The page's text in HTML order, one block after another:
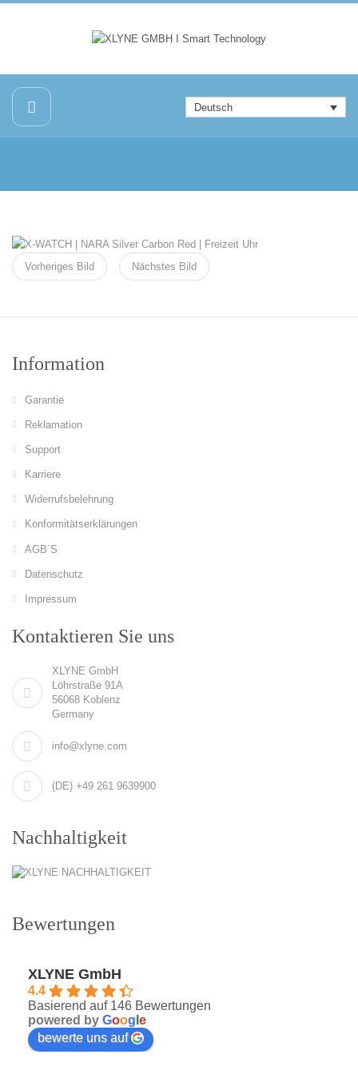
Deutsch
Vorheriges Bild Nächstes Bild
Information
Garantie
Reklamation
Support
Karriere
Widerrufsbelehrung
Konformitätserklärungen
AGB´S
Datenschutz
Impressum
Kontaktieren Sie uns
XLYNE GmbH
Löhrstraße 91A
56068 Koblenz
Germany
info@xlyne.com
(DE) +49 261 9639900
Nachhaltigkeit
Bewertungen
XLYNE GmbH
4.4
Basierend auf 146 Bewertungen
powered by Goog e
bewerte uns auf